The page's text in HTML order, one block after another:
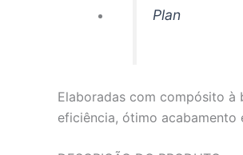
Plan
Elaboradas com compósito à
eficiência, ótimo acabamento